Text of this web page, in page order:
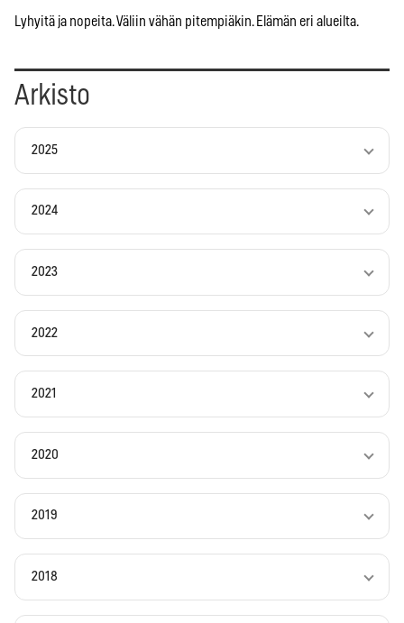
Lyhyitä ja nopeita. Väliin vähän pitempiäkin. Elämän eri alueilta.
Arkisto
2025
2024
2023
2022
2021
2020
2019
2018